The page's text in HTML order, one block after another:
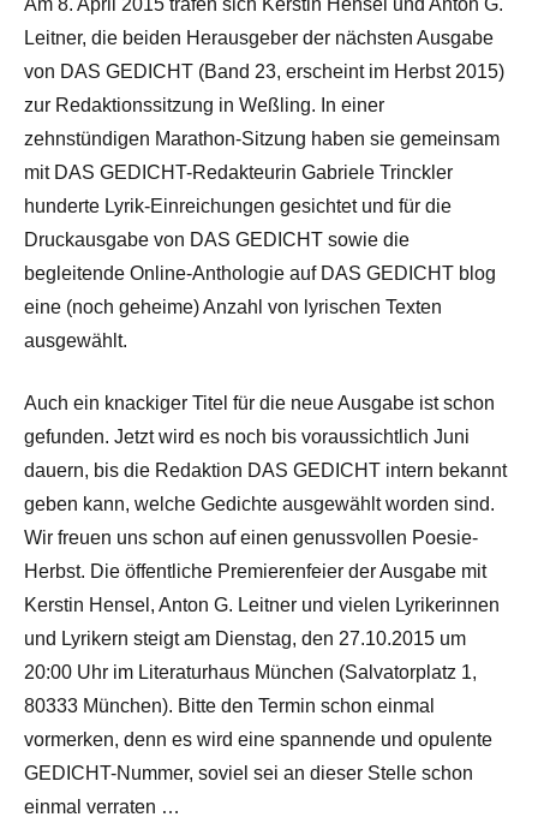
Am 8. April 2015 trafen sich Kerstin Hensel und Anton G.
Leitner, die beiden Herausgeber der nächsten Ausgabe
von DAS GEDICHT (Band 23, erscheint im Herbst 2015)
zur Redaktionssitzung in Weßling. In einer
zehnstündigen Marathon-Sitzung haben sie gemeinsam
mit DAS GEDICHT-Redakteurin Gabriele Trinckler
hunderte Lyrik-Einreichungen gesichtet und für die
Druckausgabe von DAS GEDICHT sowie die
begleitende Online-Anthologie auf DAS GEDICHT blog
eine (noch geheime) Anzahl von lyrischen Texten
ausgewählt.
Auch ein knackiger Titel für die neue Ausgabe ist schon
gefunden. Jetzt wird es noch bis voraussichtlich Juni
dauern, bis die Redaktion DAS GEDICHT intern bekannt
geben kann, welche Gedichte ausgewählt worden sind.
Wir freuen uns schon auf einen genussvollen Poesie-
Herbst. Die öffentliche Premierenfeier der Ausgabe mit
Kerstin Hensel, Anton G. Leitner und vielen Lyrikerinnen
und Lyrikern steigt am Dienstag, den 27.10.2015 um
20:00 Uhr im Literaturhaus München (Salvatorplatz 1,
80333 München). Bitte den Termin schon einmal
vormerken, denn es wird eine spannende und opulente
GEDICHT-Nummer, soviel sei an dieser Stelle schon
einmal verraten …